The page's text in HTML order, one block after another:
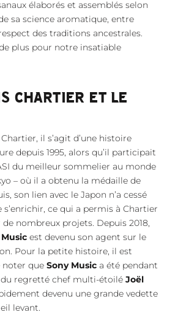
élaborés et assemblés selon
sa science aromatique, entre
des traditions ancestrales.
plus pour notre insatiable
CHARTIER ET LE
il s’agit d’une histoire
depuis 1995, alors qu’il participait
du meilleur sommelier au monde
– où il a obtenu la médaille de
son lien avec le Japon n’a cessé
s’enrichir, ce qui a permis à Chartier
de nombreux projets. Depuis 2018,
est devenu son agent sur le
Pour la petite histoire, il est
noter que Sony Music a été pendant
du regretté chef multi-étoilé Joël
devenu une grande vedette
levant.